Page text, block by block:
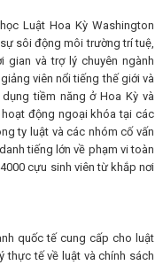
Luật Hoa Kỳ Washington
sôi động môi trường trí tuệ,
gian và trợ lý chuyên ngành
viên nổi tiếng thế giới và
tiềm năng ở Hoa Kỳ và
động ngoại khóa tại các
ty luật và các nhóm cố vấn
tiếng lớn về phạm vi toàn
cựu sinh viên từ khắp nơi
quốc tế cung cấp cho luật
thực tế về luật và chính sách